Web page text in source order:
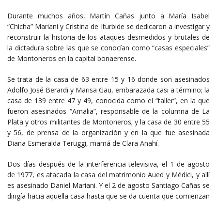
Durante muchos años, Martín Cañas junto a María Isabel
“Chicha” Mariani y Cristina de Iturbide se dedicaron a investigar y
reconstruir la historia de los ataques desmedidos y brutales de
la dictadura sobre las que se conocían como “casas especiales”
de Montoneros en la capital bonaerense.
Se trata de la casa de 63 entre 15 y 16 donde son asesinados
Adolfo José Berardi y Marisa Gau, embarazada casi a término; la
casa de 139 entre 47 y 49, conocida como el “taller”, en la que
fueron asesinados “Amalia”, responsable de la columna de La
Plata y otros militantes de Montoneros; y la casa de 30 entre 55
y 56, de prensa de la organización y en la que fue asesinada
Diana Esmeralda Teruggi, mamá de Clara Anahí.
Dos días después de la interferencia televisiva, el 1 de agosto
de 1977, es atacada la casa del matrimonio Aued y Médici, y allí
es asesinado Daniel Mariani. Y el 2 de agosto Santiago Cañas se
dirigía hacia aquella casa hasta que se da cuenta que comienzan